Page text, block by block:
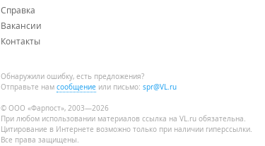
Справка
Вакансии
Контакты
Обнаружили ошибку, есть предложения?
Отправьте нам сообщение или письмо: spr@VL.ru
© ООО «Фарпост», 2003—2026
При любом использовании материалов ссылка на VL.ru обязательна.
Цитирование в Интернете возможно только при наличии гиперссылки.
Все права защищены.